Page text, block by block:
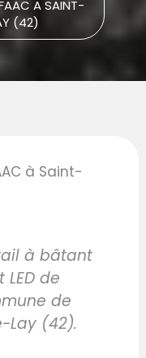
A SAINT-
(42)
à Saint-
à bâtant
de
de
Lay (42).